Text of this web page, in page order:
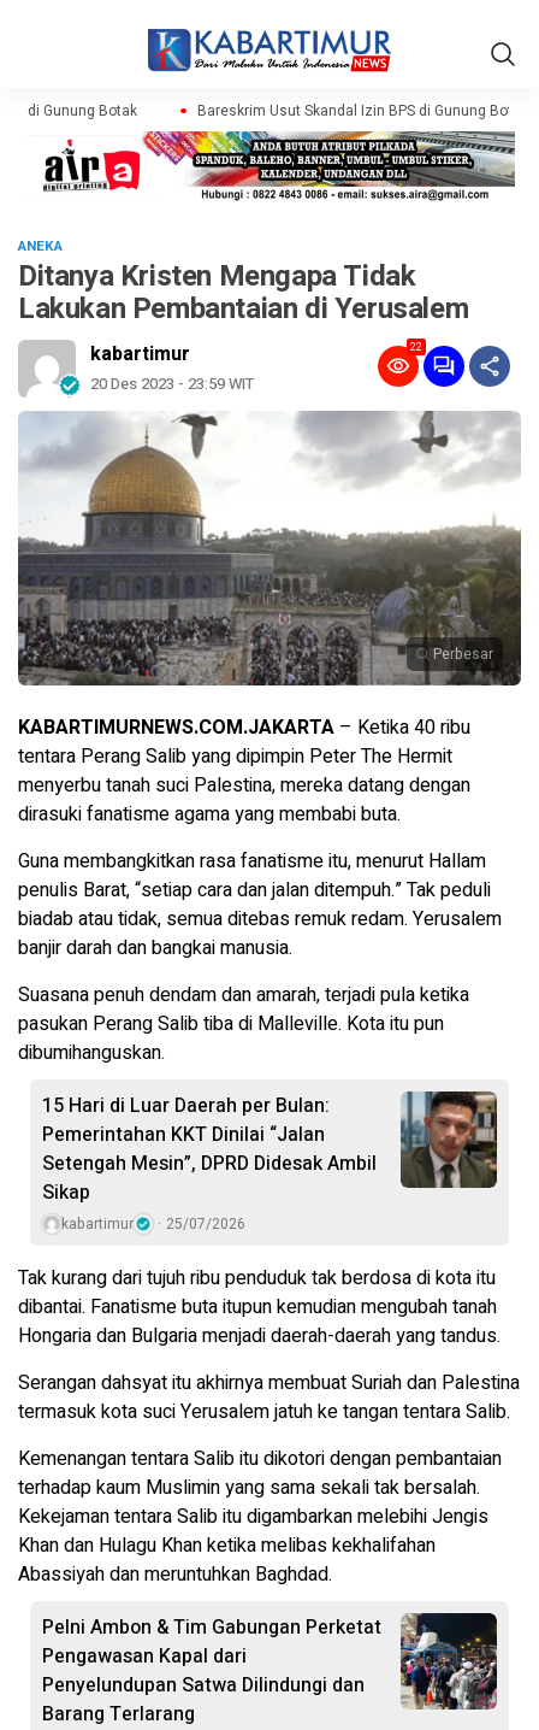
di Gunung Botak Bareskrim Usut Skandal Izin BPS di Gunung Botak
ANEKA
Ditanya Kristen Mengapa Tidak
Lakukan Pembantaian di Yerusalem
kabartimur
20 Des 2023 - 23:59 WIT
22
Perbesar
KABARTIMURNEWS.COM.JAKARTA – Ketika 40 ribu
tentara Perang Salib yang dipimpin Peter The Hermit
menyerbu tanah suci Palestina, mereka datang dengan
dirasuki fanatisme agama yang membabi buta.
Guna membangkitkan rasa fanatisme itu, menurut Hallam
penulis Barat, “setiap cara dan jalan ditempuh.” Tak peduli
biadab atau tidak, semua ditebas remuk redam. Yerusalem
banjir darah dan bangkai manusia.
Suasana penuh dendam dan amarah, terjadi pula ketika
pasukan Perang Salib tiba di Malleville. Kota itu pun
dibumihanguskan.
15 Hari di Luar Daerah per Bulan:
Pemerintahan KKT Dinilai “Jalan
Setengah Mesin”, DPRD Didesak Ambil
Sikap
kabartimur 25/07/2026
Tak kurang dari tujuh ribu penduduk tak berdosa di kota itu
dibantai. Fanatisme buta itupun kemudian mengubah tanah
Hongaria dan Bulgaria menjadi daerah-daerah yang tandus.
Serangan dahsyat itu akhirnya membuat Suriah dan Palestina
termasuk kota suci Yerusalem jatuh ke tangan tentara Salib.
Kemenangan tentara Salib itu dikotori dengan pembantaian
terhadap kaum Muslimin yang sama sekali tak bersalah.
Kekejaman tentara Salib itu digambarkan melebihi Jengis
Khan dan Hulagu Khan ketika melibas kekhalifahan
Abassiyah dan meruntuhkan Baghdad.
Pelni Ambon & Tim Gabungan Perketat
Pengawasan Kapal dari
Penyelundupan Satwa Dilindungi dan
Barang Terlarang